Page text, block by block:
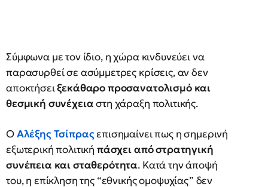
Σύμφωνα με τον ίδιο, η χώρα κινδυνεύει να
παρασυρθεί σε ασύμμετρες κρίσεις, αν δεν
αποκτήσειξεκάθαρο προσανατολισμό και
θεσμική συνέχειαστη χάραξη πολιτικής.
ΟΑλέξης Τσίπραςεπισημαίνει πως η σημερινή
εξωτερική πολιτική πάσχει από στρατηγική
συνέπεια και σταθερότητα. Κατά την άποψή
του, η επίκληση της “εθνικής ομοψυχίας” δεν